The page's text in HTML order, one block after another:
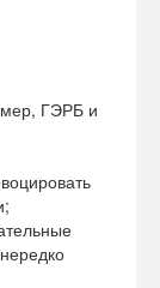
ГЭРБ и